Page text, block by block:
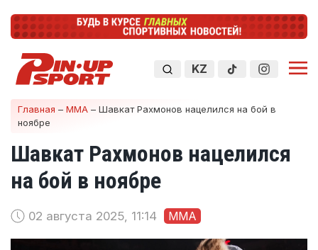
KZ
Главная – ММА – Шавкат Рахмонов нацелился на бой в
ноябре
Шавкат Рахмонов нацелился
на бой в ноябре
02 августа 2025, 11:14 ММА